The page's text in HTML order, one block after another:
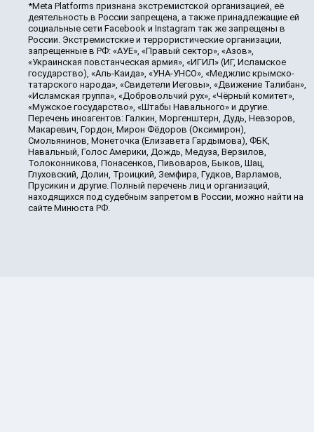
*Meta Platforms признана экстремистской организацией, её
деятельность в России запрещена, а также принадлежащие ей
социальные сети Facebook и Instagram так же запрещены в
России. Экстремистские и террористические организации,
запрещенные в РФ: «АУЕ», «Правый сектор», «Азов»,
«Украинская повстанческая армия», «ИГИЛ» (ИГ, Исламское
государство), «Аль-Каида», «УНА-УНСО», «Меджлис крымско-
татарского народа», «Свидетели Иеговы», «Движение Талибан»,
«Исламская группа», «Добровольчий рух», «Чёрный комитет»,
«Мужское государство», «Штабы Навального» и другие.
Перечень иноагентов: Галкин, Моргенштерн, Дудь, Невзоров,
Макаревич, Гордон, Мирон Фёдоров (Оксимирон),
Смольянинов, Монеточка (Елизавета Гардымова), ФБК,
Навальный, Голос Америки, Дождь, Медуза, Верзилов,
Толоконникова, Понасенков, Пивоваров, Быков, Шац,
Глуховский, Долин, Троицкий, Земфира, Гудков, Варламов,
Прусикин и другие. Полный перечень лиц и организаций,
находящихся под судебным запретом в России, можно найти на
сайте Минюста РФ.